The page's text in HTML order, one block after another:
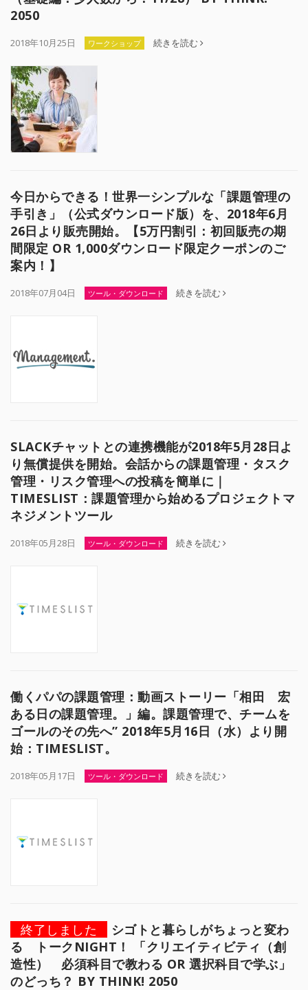
2050
2018年10月25日 ワークショップ 続きを読む
今日からできる！世界一シンプルな「課題管理の
手引き」（公式ダウンロード版）を、2018年6月
26日より販売開始。【5万円割引：初回販売の期
間限定 OR 1,000ダウンロード限定クーポンのご
案内！】
2018年07月04日 ツール・ダウンロード 続きを読む
SLACKチャットとの連携機能が2018年5月28日よ
り無償提供を開始。会話からの課題管理・タスク
管理・リスク管理への投稿を簡単に｜
TIMESLIST：課題管理から始めるプロジェクトマ
ネジメントツール
2018年05月28日 ツール・ダウンロード 続きを読む
働くパパの課題管理：動画ストーリー「相田 宏
ある日の課題管理。」編。課題管理で、チームを
ゴールのその先へ” 2018年5月16日（水）より開
始：TIMESLIST。
2018年05月17日 ツール・ダウンロード 続きを読む
終了しました
シゴトと暮らしがちょっと変わ
る トークNIGHT！ 「クリエイティビティ（創
造性） 必須科目で教わる OR 選択科目で学ぶ」
のどっち？ BY THINK! 2050